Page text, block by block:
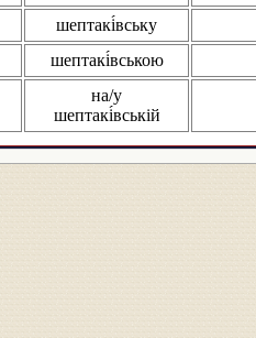
шептакі́вську
шептакі́вською
на/у
шептакі́вській